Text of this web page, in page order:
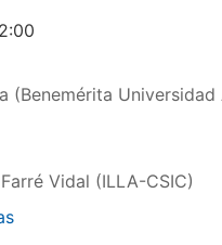
(Benemérita
Vidal (ILLA-CSIC)